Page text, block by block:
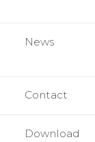
News
Contact
Download